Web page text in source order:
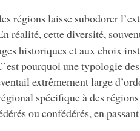
régions laisse subodorer
réalité, cette diversité,
historiques et aux choix
pourquoi une typologie
extrêmement large
spécifique à des
ou confédérés, en